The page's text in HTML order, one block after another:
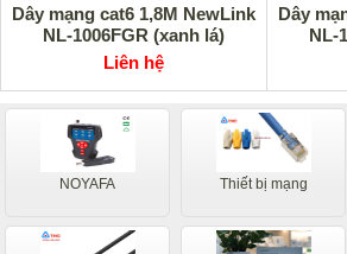
Dây mạng cat6 1,8M NewLink
NL-1006FGR (xanh lá)
Liên hệ
Dây
NL-
NOYAFA Thiết bị mạng